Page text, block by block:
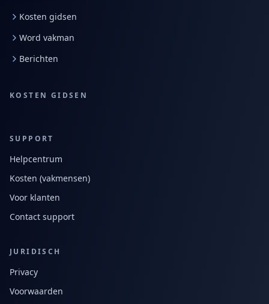
Kosten gidsen
Word vakman
Berichten
KOSTEN GIDSEN
SUPPORT
Helpcentrum
Kosten (vakmensen)
Voor klanten
Contact support
JURIDISCH
Privacy
Voorwaarden